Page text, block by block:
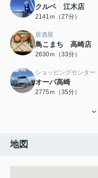
クルベ 江木店
2141ｍ（27分）
居酒屋
鳥こまち 高崎店
2630ｍ（33分）
ショッピングセンター
オーパ高崎
2775ｍ（35分）
地図